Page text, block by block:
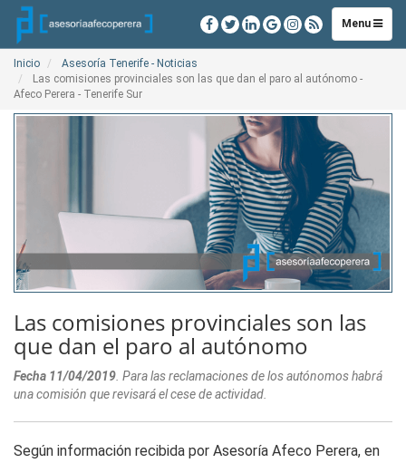
Toggle
navigation
Menu
Inicio
Asesoría Tenerife - Noticias
Las comisiones provinciales son las que dan el paro al autónomo -
Afeco Perera - Tenerife Sur
Las comisiones provinciales son las
que dan el paro al autónomo
Fecha 11/04/2019. Para las reclamaciones de los autónomos habrá
una comisión que revisará el cese de actividad.
Según información recibida por Asesoría Afeco Perera, en